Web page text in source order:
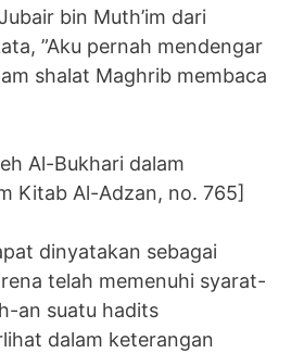
bin Muth’im dari
”Aku pernah mendengar
Al-Bukhari dalam
Kitab Al-Adzan, no. 765]
dinyatakan sebagai
telah memenuhi syarat-
an suatu hadits
dalam keterangan